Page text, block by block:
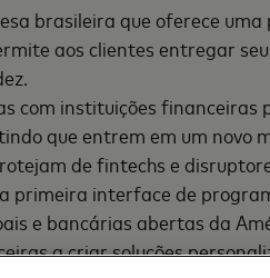
brasileira que oferece
aos clientes entregar
com instituições financeiras
que entrem em um novo
de fintechs e
a primeira interface de
e bancárias abertas da
a criar soluções